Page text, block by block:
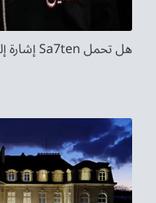
هل تحمل Sa7ten إشارة إلى هجمات 7 أكتوبر؟.. شكوى بفرنسا